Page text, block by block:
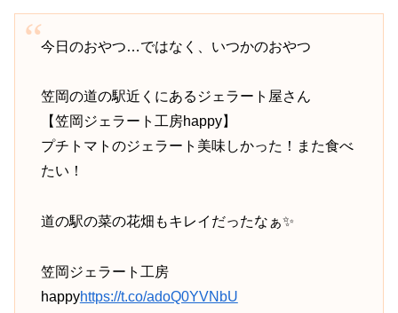
今日のおやつ…ではなく、いつかのおやつ
笠岡の道の駅近くにあるジェラート屋さん
【笠岡ジェラート工房happy】
プチトマトのジェラート美味しかった！また食べ
たい！
道の駅の菜の花畑もキレイだったなぁ✨
笠岡ジェラート工房
happyhttps://t.co/adoQ0YVNbU